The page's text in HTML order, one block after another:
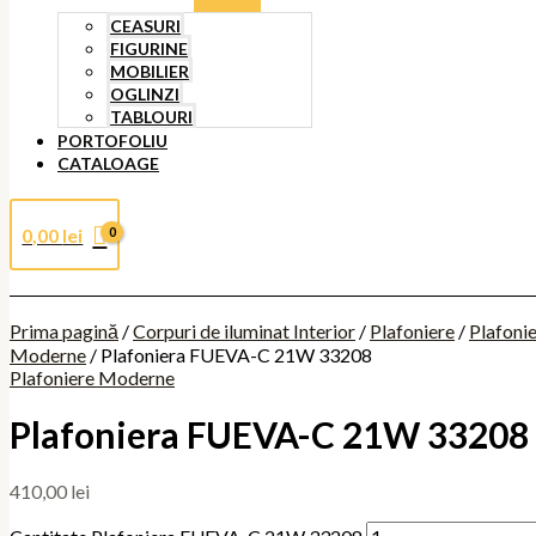
CEASURI
FIGURINE
MOBILIER
OGLINZI
TABLOURI
PORTOFOLIU
CATALOAGE
0,00 lei
Prima pagină /Corpuri de iluminat Interior / Plafoniere /
Moderne / Plafoniera FUEVA-C 21W 33208
Plafoniere Moderne
Plafoniera FUEVA-C 21W 33208
410,00 lei